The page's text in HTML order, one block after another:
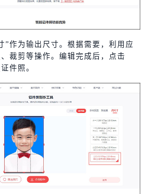
”作为输出尺寸。根据需要，利用应
裁剪等操作。编辑完成后，点击
件照。